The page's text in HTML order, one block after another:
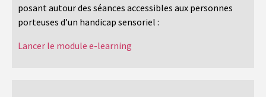
posant autour des séances accessibles aux personnes
porteuses d’un handicap sensoriel :
Lancer le module e-learning